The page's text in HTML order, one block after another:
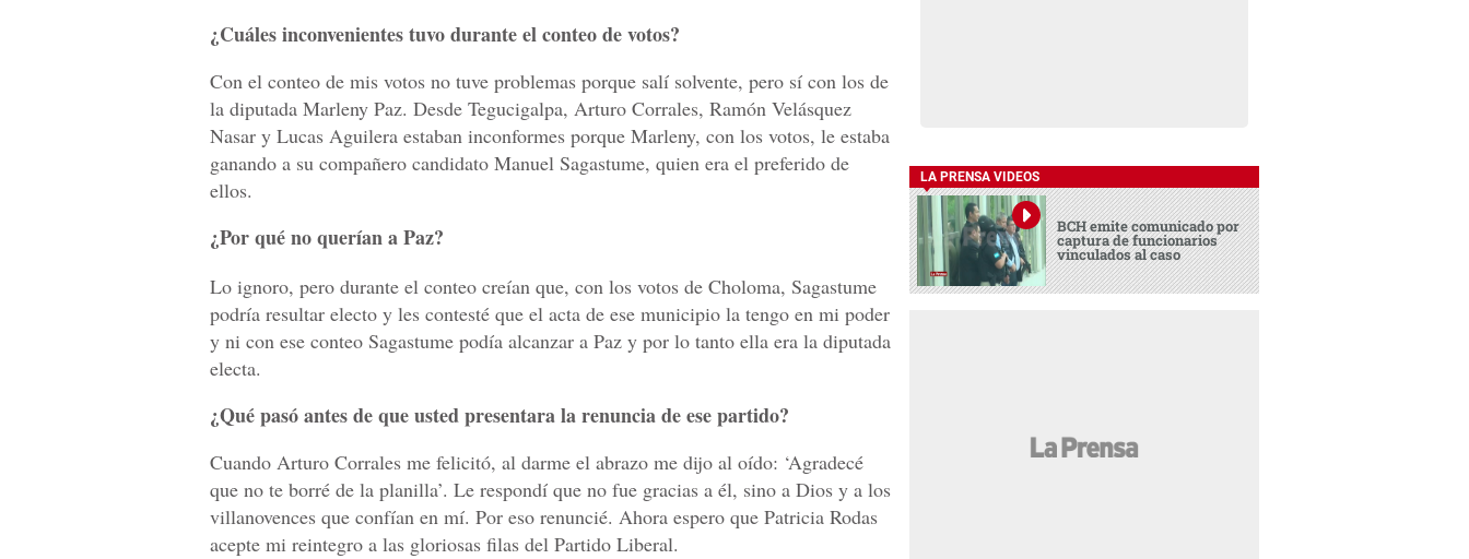
¿Cuáles inconvenientes tuvo durante el conteo de votos?
Con el conteo de mis votos no tuve problemas porque salí solvente, pero sí con los de
la diputada Marleny Paz. Desde Tegucigalpa, Arturo Corrales, Ramón Velásquez
Nasar y Lucas Aguilera estaban inconformes porque Marleny, con los votos, le estaba
ganando a su compañero candidato Manuel Sagastume, quien era el preferido de
ellos.
¿Por qué no querían a Paz?
Lo ignoro, pero durante el conteo creían que, con los votos de Choloma, Sagastume
podría resultar electo y les contesté que el acta de ese municipio la tengo en mi poder
y ni con ese conteo Sagastume podía alcanzar a Paz y por lo tanto ella era la diputada
electa.
¿Qué pasó antes de que usted presentara la renuncia de ese partido?
Cuando Arturo Corrales me felicitó, al darme el abrazo me dijo al oído: ‘Agradecé
que no te borré de la planilla’. Le respondí que no fue gracias a él, sino a Dios y a los
villanovences que confían en mí. Por eso renuncié. Ahora espero que Patricia Rodas
acepte mi reintegro a las gloriosas filas del Partido Liberal.
LA PRENSA VIDEOS
BCH emite comunicado por
captura de funcionarios
vinculados al caso